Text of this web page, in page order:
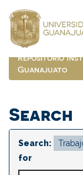
navigation
Repositorio
Guanajuato
Search
Search:
for